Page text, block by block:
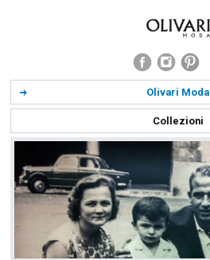
Olivari Moda
Collezioni